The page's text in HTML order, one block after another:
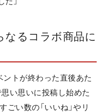
なるコラボ商品に
ントが終わった直後あた
い思いに投稿し始めた
ごい数の「いいね」やリ